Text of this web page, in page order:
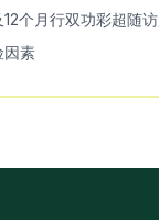
个月行双功彩超随
因素